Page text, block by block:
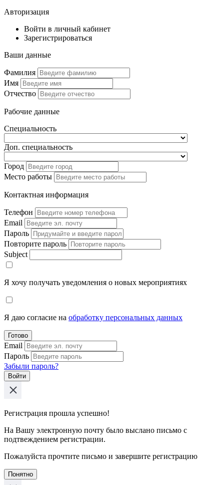
Авторизация
Войти в личный кабинет
Зарегистрироваться
Ваши данные
Фамилия
Имя
Отчество
Рабочие данные
Специальность
Доп. специальность
Город
Место работы
Контактная информация
Телефон
Email
Пароль
Повторите пароль
Subject
Я хочу получать уведомления о новых мероприятиях
Я даю согласие на обработку персональных данных
Готово
Email
Пароль
Забыли пароль?
Войти
Регистрация прошла успешно!
На Вашу электронную почту было выслано письмо с
подтвеждением регистрации.
Пожалуйста прочтите письмо и завершите регистрацию
Понятно